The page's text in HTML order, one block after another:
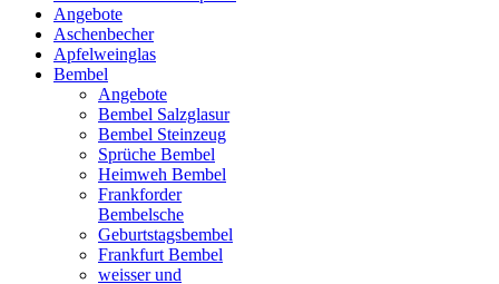
Angebote
Aschenbecher
Apfelweinglas
Bembel
Angebote
Bembel Salzglasur
Bembel Steinzeug
Sprüche Bembel
Heimweh Bembel
Frankforder
Bembelsche
Geburtstagsbembel
Frankfurt Bembel
weisser und